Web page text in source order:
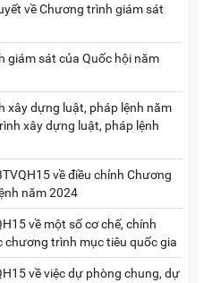
về Chương trình giám sát
giám sát của Quốc hội năm
xây dựng luật, pháp lệnh năm
xây dựng luật, pháp lệnh
về điều chỉnh Chương
năm 2024
về một số cơ chế, chính
chương trình mục tiêu quốc gia
về việc dự phòng chung, dự